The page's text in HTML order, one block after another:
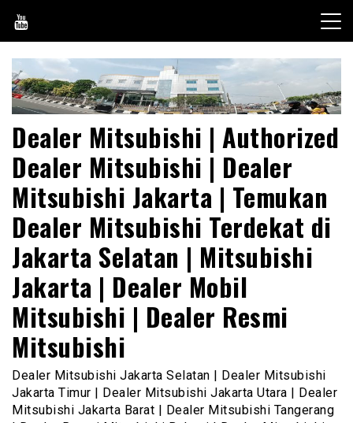
content
Dealer Mitsubishi | Authorized
Dealer Mitsubishi | Dealer
Mitsubishi Jakarta | Temukan
Dealer Mitsubishi Terdekat di
Jakarta Selatan | Mitsubishi
Jakarta | Dealer Mobil
Mitsubishi | Dealer Resmi
Mitsubishi
Dealer Mitsubishi Jakarta Selatan | Dealer Mitsubishi
Jakarta Timur | Dealer Mitsubishi Jakarta Utara | Dealer
Mitsubishi Jakarta Barat | Dealer Mitsubishi Tangerang